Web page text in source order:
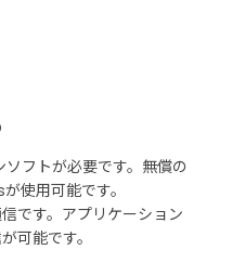
ソフトが必要です。無償の
使用可能です。
です。アプリケーション
可能です。